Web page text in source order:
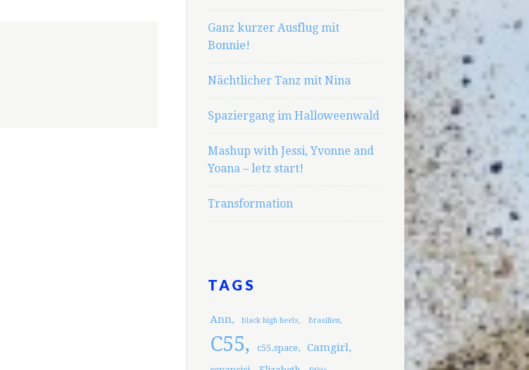
Ganz kurzer Ausflug mit
Bonnie!
Nächtlicher Tanz mit Nina
Spaziergang im Halloweenwald
Mashup with Jessi, Yvonne and
Yoana – letz start!
Transformation
TAGS
Ann black high heels Brasilien
C55 c55.space Camgirl